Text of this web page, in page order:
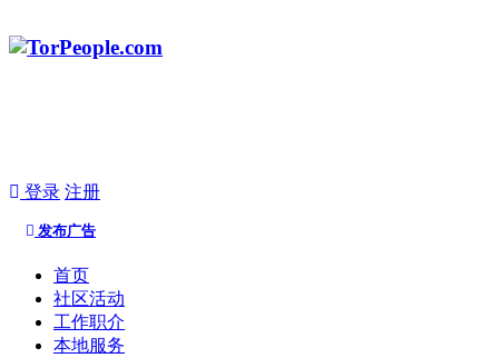
登录 注册
发布广告
首页
社区活动
工作职介
本地服务